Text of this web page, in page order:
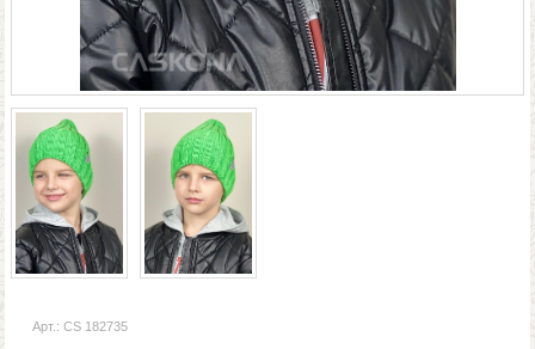
Арт.: CS 182735